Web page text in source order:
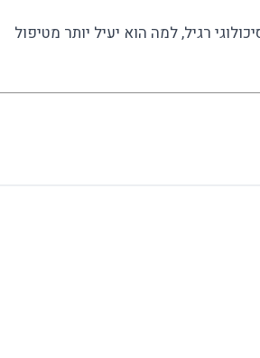
רגיל, למה הוא יעיל יותר מטיפול